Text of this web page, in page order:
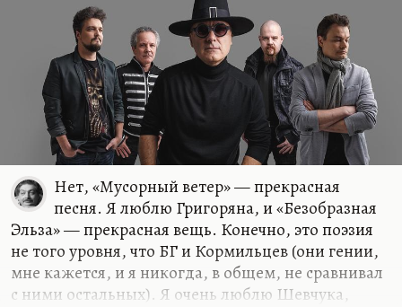
Нет, «Мусорный ветер» — прекрасная
песня. Я люблю Григоряна, и «Безобразная
Эльза» — прекрасная вещь. Конечно, это поэзия
не того уровня, что БГ и Кормильцев (они гении,
мне кажется, и я никогда, в общем, не сравнивал
с ними остальных). Я очень люблю Шевчука,